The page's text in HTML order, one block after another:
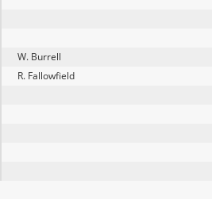
W. Burrell
R. Fallowfield